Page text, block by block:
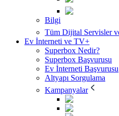
Bilgi
Tüm Dijital Servisler
Ev İnterneti ve TV+
Superbox Nedir?
Superbox Başvurusu
Ev İnterneti Başvurusu
Altyapı Sorgulama
Kampanyalar